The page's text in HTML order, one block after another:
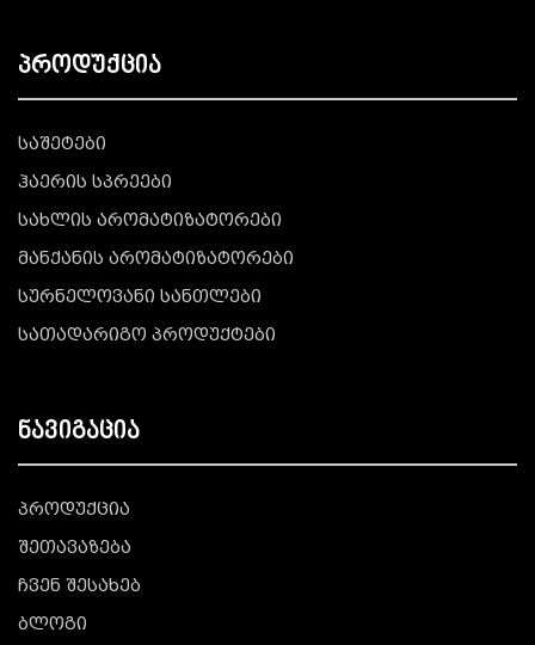
პროდუქცია
საშეტები
ჰაერის სპრეები
სახლის არომატიზატორები
მანქანის არომატიზატორები
სურნელოვანი სანთლები
სათადარიგო პროდუქტები
ნავიგაცია
პროდუქცია
შეთავაზება
ჩვენ შესახებ
ბლოგი